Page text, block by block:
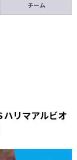
チーム
リマアルビオ